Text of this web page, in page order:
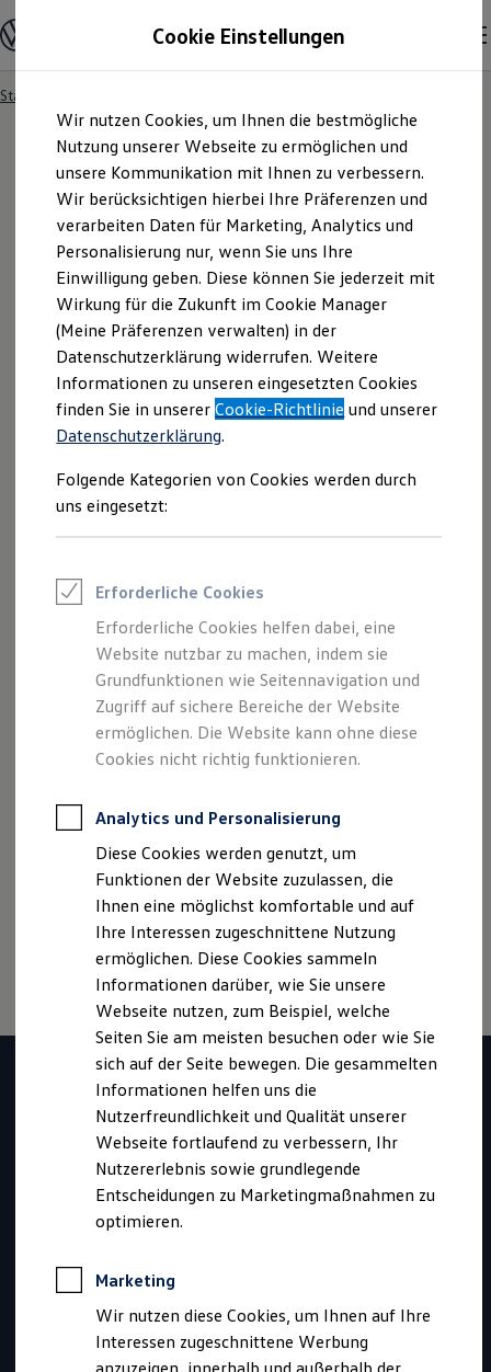
Hauptinhalt
springen
Footer
springen
Modelle & Konfigurator
Nutzfahrzeugkategorien entdecken
Modelle konfigurieren
Vorgängermodelle und Oldtimer
Vorgängermodelle
Oldtimer
Bulli Historie
Branchenlösungen & Gewerbekunden
Umbaulösungen und Hersteller finden
Auf- und Umbauten entdecken & konfigurieren
Groß- und Sonderkunden
Großkunden
Kommunen & Behörden
Journalisten
Sportvereine
Branchenlösungen
Bau & Handwerk
Gewerbliche Personenbeförderung
Service & mobile Werkstätten
Kurier, Logistik & Handel
Feuerwehr
Rettungsdienste
ONE Business ID Vorteile
Fahrzeugsuche & Marktplatz
Digitaler Marktplatz
Kauf & Finanzierung
Online-Fahrzeugbewertung
Aktionen & Angebote
E-Auto-Förderung
Für Privatkunden
Für Gewerbekunden
Profi Paket
TopDeal
Zertifizierte Gebrauchtwagen
Für Privatkunden
Für Gewerbekunden
Leasing
Für Privatkunden
Für Gewerbekunden
Versicherungen & Garantien
Garantien
Kfz-Versicherung für Nutzfahrzeuge
Restschuldversicherung
Wartungsverträge
Besitzer & Service
Reparatur & Service
Sommer-Special
Reparatur, Pflege & Inspektion
Servicetermin anfragen
Service-Vorteile bei Volkswagen Nutzfahrzeuge
ServicePlus
Economy Service
Räder & Reifen Service
Ersatzfahrzeuge
Software, Konnektivität & Apps
California App
VW Connect für Ihren ID. Buzz
VW Connect für Ihren Transporter/Caravelle
VW Connect für Ihren Amarok
Startseite
IhreSuchergebnisse
Fragen rund um den Online-
Kauf
Wo finde ich Fahrzeuge, die für
sind?
Welche Vorteile habe ich beim
Online-Kauf?
Warum sind nicht alle
Volkswagen Nutzfahrzeuge
Partner und deren Fahrzeuge
verfügbar?
besichtigen?
Mehr anzeigen (1)
Weitere Fragen? Hier entlang!
Haben Sie Fragen zur
Volkswagen
Nutzfahrzeuge
Fahrzeugssuche?
Kontaktieren Sie uns
0800 - 86 55 79 24 36 *
Cookie Einstellungen
Wir nutzen Cookies, um Ihnen die bestmögliche
Nutzung unserer Webseite zu ermöglichen und
unsere Kommunikation mit Ihnen zu verbessern.
Wir berücksichtigen hierbei Ihre Präferenzen und
verarbeiten Daten für Marketing, Analytics und
Personalisierung nur, wenn Sie uns Ihre
Einwilligung geben. Diese können Sie jederzeit mit
Wirkung für die Zukunft im Cookie Manager
(Meine Präferenzen verwalten) in der
Datenschutzerklärung widerrufen. Weitere
Informationen zu unseren eingesetzten Cookies
finden Sie in unsererCookie-Richtlinie und unserer
Datenschutzerklärung.
Folgende Kategorien von Cookies werden durch
uns eingesetzt:
Erforderliche Cookies
Erforderliche Cookies helfen dabei, eine
Website nutzbar zu machen, indem sie
Grundfunktionen wie Seitennavigation und
Zugriff auf sichere Bereiche der Website
ermöglichen. Die Website kann ohne diese
Cookies nicht richtig funktionieren.
Analytics und Personalisierung
Diese Cookies werden genutzt, um
Funktionen der Website zuzulassen, die
Ihnen eine möglichst komfortable und auf
Ihre Interessen zugeschnittene Nutzung
ermöglichen. Diese Cookies sammeln
Informationen darüber, wie Sie unsere
Webseite nutzen, zum Beispiel, welche
Seiten Sie am meisten besuchen oder wie Sie
sich auf der Seite bewegen. Die gesammelten
Informationen helfen uns die
Nutzerfreundlichkeit und Qualität unserer
Webseite fortlaufend zu verbessern, Ihr
Nutzererlebnis sowie grundlegende
Entscheidungen zu Marketingmaßnahmen zu
optimieren.
Marketing
Wir nutzen diese Cookies, um Ihnen auf Ihre
Interessen zugeschnittene Werbung
anzuzeigen, innerhalb und außerhalb der